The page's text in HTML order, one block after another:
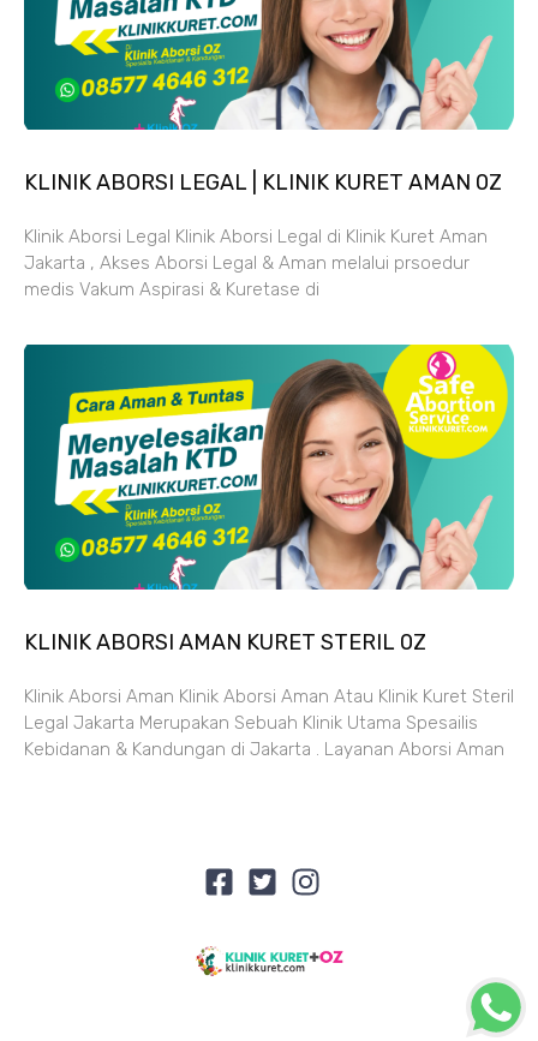
KLINIK ABORSI LEGAL | KLINIK KURET AMAN 0Z
Klinik Aborsi Legal Klinik Aborsi Legal di Klinik Kuret Aman
Jakarta , Akses Aborsi Legal & Aman melalui prsoedur
medis Vakum Aspirasi & Kuretase di
KLINIK ABORSI AMAN KURET STERIL 0Z
Klinik Aborsi Aman Klinik Aborsi Aman Atau Klinik Kuret Steril
Legal Jakarta Merupakan Sebuah Klinik Utama Spesailis
Kebidanan & Kandungan di Jakarta . Layanan Aborsi Aman